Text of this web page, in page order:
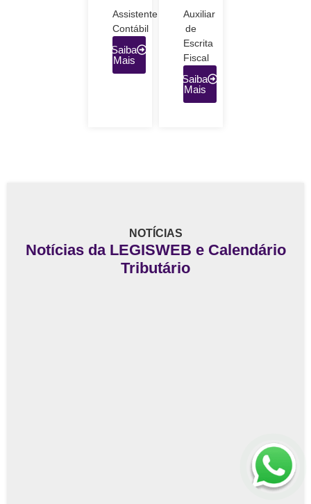
Assistente
Contábil
Saiba
Mais
Auxiliar
de
Escrita
Fiscal
Saiba
Mais
NOTÍCIAS
Notícias da LEGISWEB e Calendário
Tributário